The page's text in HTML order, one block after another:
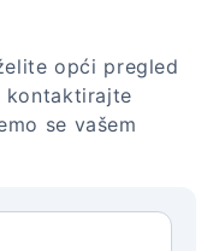
opći pregled
kontaktirajte
se vašem